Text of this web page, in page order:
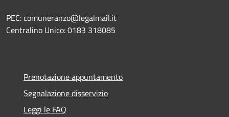
PEC: comuneranzo@legalmail.it
Centralino Unico: 0183 318085
Prenotazione appuntamento
Segnalazione disservizio
Leggi le FAQ